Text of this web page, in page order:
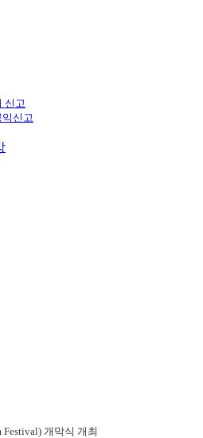
신고
신고
개막식 개최